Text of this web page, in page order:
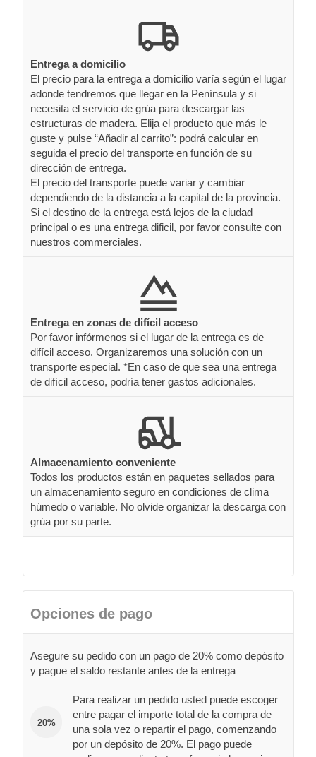
Entrega a domicilio
El precio para la entrega a domicilio varía según el lugar
adonde tendremos que llegar en la Península y si
necesita el servicio de grúa para descargar las
estructuras de madera. Elija el producto que más le
guste y pulse “Añadir al carrito”: podrá calcular en
seguida el precio del transporte en función de su
dirección de entrega.
El precio del transporte puede variar y cambiar
dependiendo de la distancia a la capital de la provincia.
Si el destino de la entrega está lejos de la ciudad
principal o es una entrega dificil, por favor consulte con
nuestros commerciales.
Entrega en zonas de difícil acceso
Por favor infórmenos si el lugar de la entrega es de
difícil acceso. Organizaremos una solución con un
transporte especial. *En caso de que sea una entrega
de difícil acceso, podría tener gastos adicionales.
Almacenamiento conveniente
Todos los productos están en paquetes sellados para
un almacenamiento seguro en condiciones de clima
húmedo o variable. No olvide organizar la descarga con
grúa por su parte.
Opciones de pago
Asegure su pedido con un pago de 20% como depósito
y pague el saldo restante antes de la entrega
20%
Para realizar un pedido usted puede escoger
entre pagar el importe total de la compra de
una sola vez o repartir el pago, comenzando
por un depósito de 20%. El pago puede